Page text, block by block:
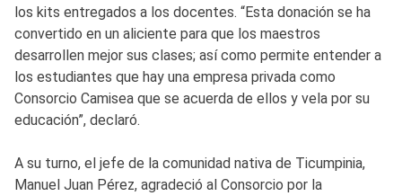
los kits entregados a los docentes. “Esta donación se ha
convertido en un aliciente para que los maestros
desarrollen mejor sus clases; así como permite entender a
los estudiantes que hay una empresa privada como
Consorcio Camisea que se acuerda de ellos y vela por su
educación”, declaró.
A su turno, el jefe de la comunidad nativa de Ticumpinia,
Manuel Juan Pérez, agradeció al Consorcio por la